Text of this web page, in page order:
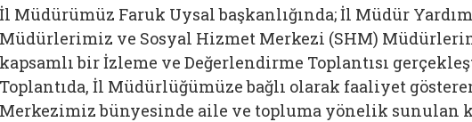
İl Müdürümüz Faruk Uysal başkanlığında; İl Müdür
Müdürlerimiz ve Sosyal Hizmet Merkezi (SHM)
kapsamlı bir İzleme ve Değerlendirme Toplantısı
Toplantıda, İl Müdürlüğümüze bağlı olarak faaliyet
Merkezimiz bünyesinde aile ve topluma yönelik sunulan